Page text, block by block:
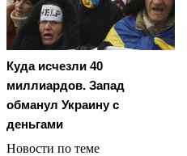
Куда исчезли 40
миллиардов. Запад
обманул Украину с
деньгами
Новости по теме